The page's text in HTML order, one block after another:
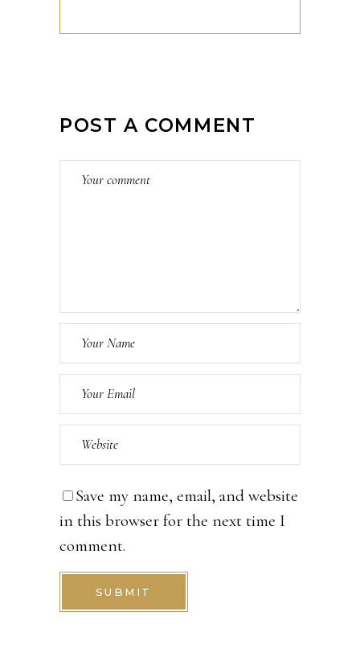
POST A COMMENT
Save my name, email, and website
in this browser for the next time I
comment.
SUBMIT